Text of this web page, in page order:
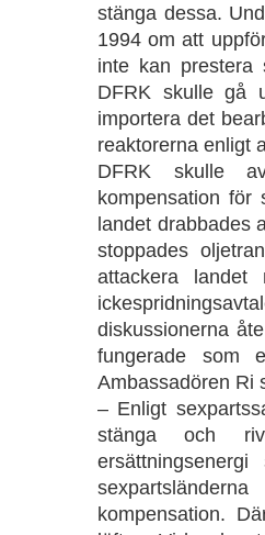
stänga dessa.
1994 om att
inte kan prestera
DFRK skulle gå
importera det
reaktorerna enligt
DFRK skulle
kompensation för
landet drabbades
stoppades
attackera
diskussionerna
fungerade som
Ambassadören Ri
– Enligt
stänga och
kompensation.